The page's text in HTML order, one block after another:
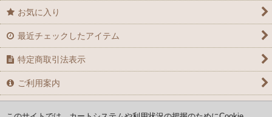
お気に入り
最近チェックしたアイテム
特定商取引法表示
ご利用案内